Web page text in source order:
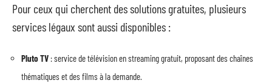
Pour ceux qui cherchent des solutions gratuites, plusieurs
services légaux sont aussi disponibles :
Pluto TV : service de télévision en streaming gratuit, proposant des chaînes
thématiques et des films à la demande.